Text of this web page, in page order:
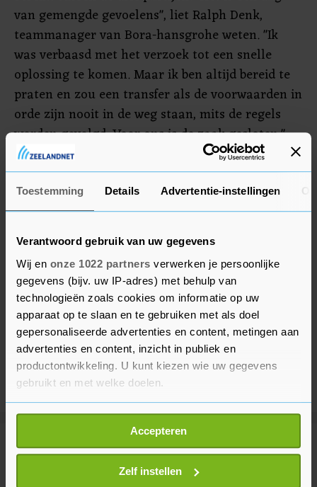
Toestemming Details Advertentie-instellingen
Verantwoord gebruik van uw gegevens
Wij en onze 1022 partners verwerken je persoonlijke
gegevens (bijv. uw IP-adres) met behulp van
technologieën zoals cookies om informatie op uw
apparaat op te slaan en te gebruiken met als doel
gepersonaliseerde advertenties en content, metingen aan
advertenties en content, inzicht in publiek en
productontwikkeling. U kunt kiezen wie uw gegevens
gebruikt en met welke doelen.
Als u het toestaat, willen we ook graag:
Informatie verzamelen over uw geografische
locatie, die tot een paar meter nauwkeurig kan zijn
Uw apparaat identificeren door het actief te
Accepteren
Zelf instellen
van gemengde gevoelens", liet Ralph Denk,
teammanager van Bora-hansgrohe weten. "Ik
was verbaasd met het verzoek tot een snelle
oplossing te komen. Maar ik ben altijd bereid te
praten en zou een transfer als de voorwaarden in
orde zijn nooit in de weg staan, mits de regels
worden gevolgd. Voor ons is de zaak gesloten."
Meer uit Sport